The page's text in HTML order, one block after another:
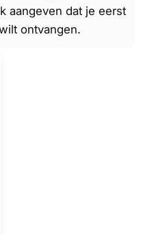
aangeven dat je eerst
ontvangen.